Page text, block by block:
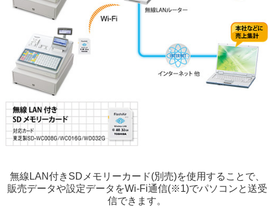
無線LAN付きSDメモリーカード(別売)を使用することで、
販売データや設定データをWi-Fi通信(※1)でパソコンと送受
信できます。